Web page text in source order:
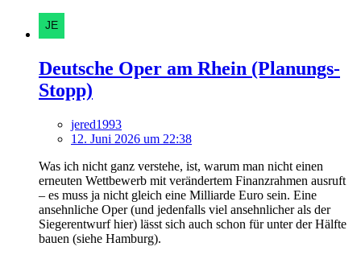
Deutsche Oper am Rhein (Planungs-
Stopp)
jered1993
12. Juni 2026 um 22:38
Was ich nicht ganz verstehe, ist, warum man nicht einen
erneuten Wettbewerb mit verändertem Finanzrahmen ausruft
– es muss ja nicht gleich eine Milliarde Euro sein. Eine
ansehnliche Oper (und jedenfalls viel ansehnlicher als der
Siegerentwurf hier) lässt sich auch schon für unter der Hälfte
bauen (siehe Hamburg).